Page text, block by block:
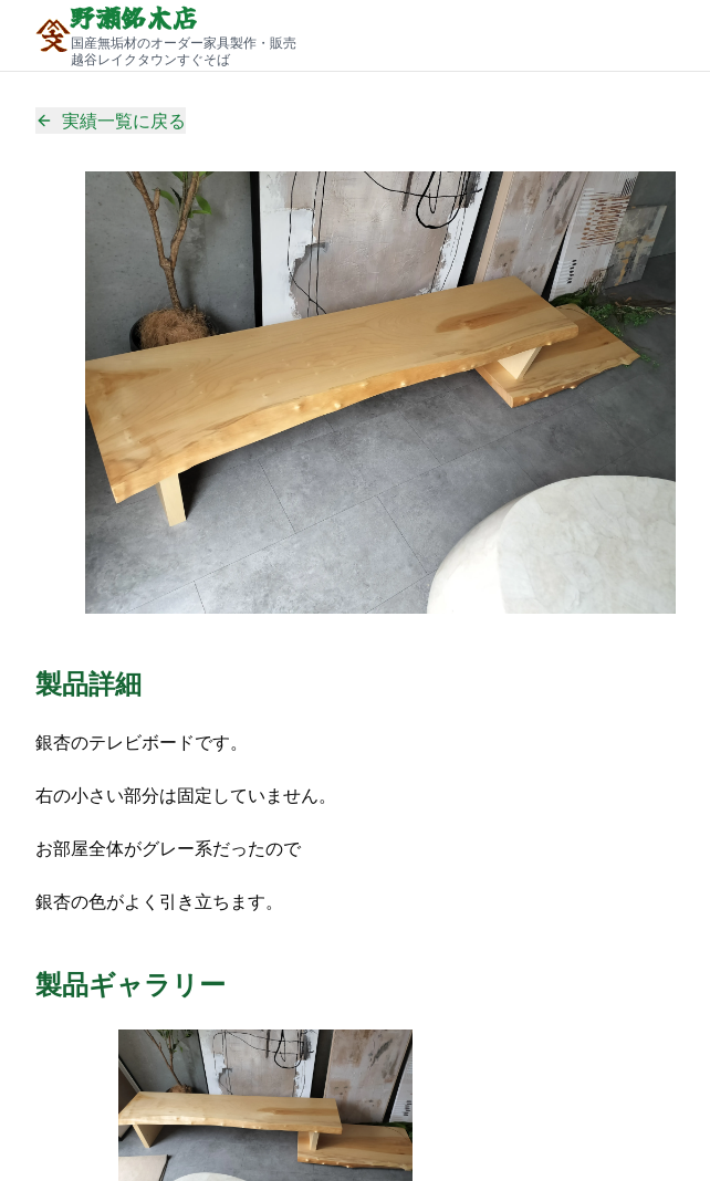
野瀬銘木店
国産無垢材のオーダー家具製作・販売
越谷レイクタウンすぐそば
実績一覧に戻る
製品詳細
銀杏のテレビボードです。
右の小さい部分は固定していません。
お部屋全体がグレー系だったので
銀杏の色がよく引き立ちます。
製品ギャラリー